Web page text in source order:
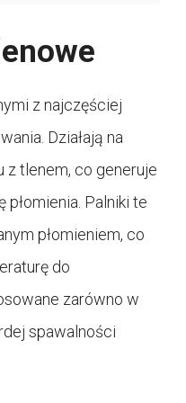
z najczęściej
Działają na
z tlenem, co generuje
Palniki te
płomieniem, co
do
zarówno w
spawalności